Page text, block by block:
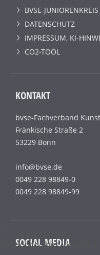
BVSE-JUNIORENKREIS
DATENSCHUTZ
IMPRESSUM, KI-
CO2-TOOL
KONTAKT
bvse-Fachverband
Fränkische Straße 2
53229 Bonn
info@bvse.de
0049 228 98849-0
0049 228 98849-99
SOCIAL MEDIA
Sessioncookies, die das